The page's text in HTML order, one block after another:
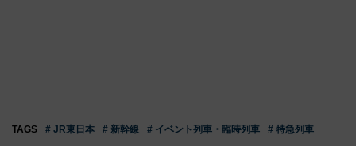
TAGS # JR東日本 # 新幹線 # イベント列車・臨時列車 # 特急列車